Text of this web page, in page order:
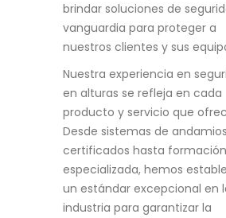
brindar soluciones de
vanguardia para proteger a
nuestros clientes y sus
Nuestra experiencia en
en alturas se refleja en cada
producto y servicio que
Desde sistemas de andamios
certificados hasta formación
especializada, hemos
un estándar excepcional en
industria para garantizar la